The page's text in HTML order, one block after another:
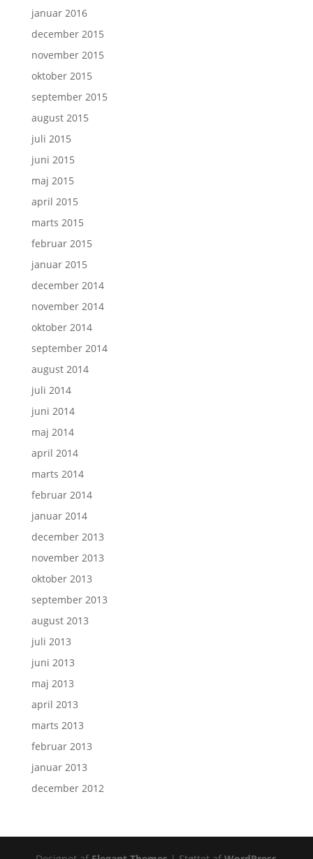
januar 2016
december 2015
november 2015
oktober 2015
september 2015
august 2015
juli 2015
juni 2015
maj 2015
april 2015
marts 2015
februar 2015
januar 2015
december 2014
november 2014
oktober 2014
september 2014
august 2014
juli 2014
juni 2014
maj 2014
april 2014
marts 2014
februar 2014
januar 2014
december 2013
november 2013
oktober 2013
september 2013
august 2013
juli 2013
juni 2013
maj 2013
april 2013
marts 2013
februar 2013
januar 2013
december 2012